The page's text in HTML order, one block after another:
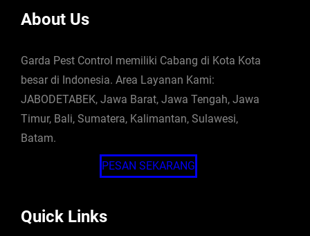
About Us
Garda Pest Control memiliki Cabang di Kota Kota
besar di Indonesia. Area Layanan Kami:
JABODETABEK, Jawa Barat, Jawa Tengah, Jawa
Timur, Bali, Sumatera, Kalimantan, Sulawesi,
Batam.
PESAN SEKARANG
Quick Links